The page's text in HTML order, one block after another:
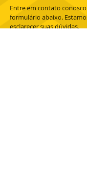
Entre em contato
formulário abaixo.
esclarecer suas dúvidas.